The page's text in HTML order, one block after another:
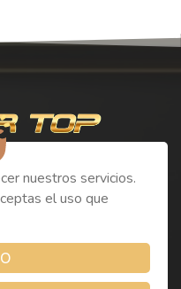
nuestros servicios.
el uso que
56 58
56 58